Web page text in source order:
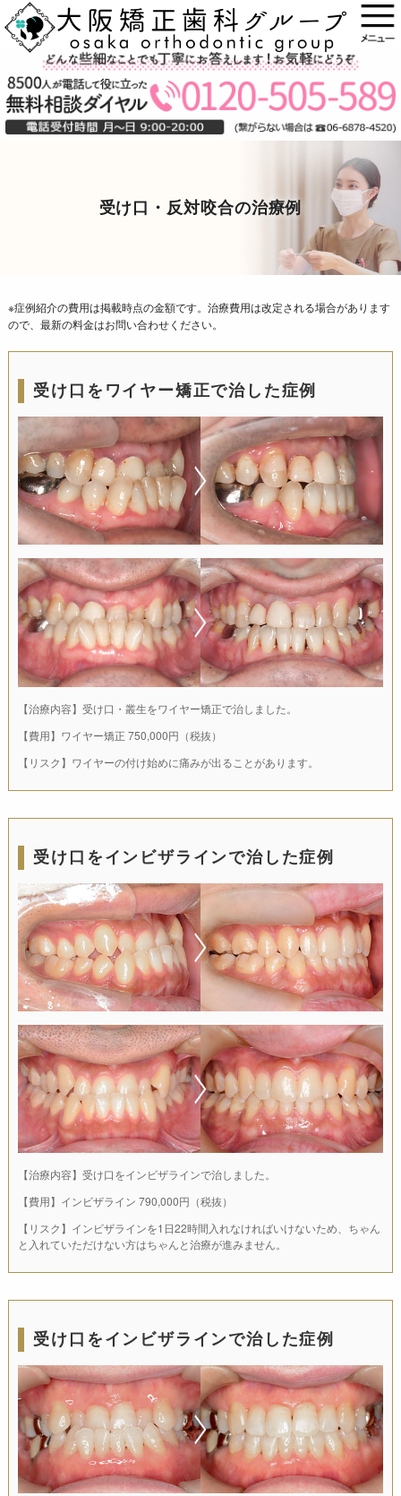
受け口・反対咬合の治療例
※症例紹介の費用は掲載時点の金額です。治療費用は改定される場合があります
ので、最新の料金はお問い合わせください。
受け口をワイヤー矯正で治した症例
【治療内容】受け口・叢生をワイヤー矯正で治しました。
【費用】ワイヤー矯正 750,000円（税抜）
【リスク】ワイヤーの付け始めに痛みが出ることがあります。
受け口をインビザラインで治した症例
【治療内容】受け口をインビザラインで治しました。
【費用】インビザライン 790,000円（税抜）
【リスク】インビザラインを1日22時間入れなければいけないため、ちゃん
と入れていただけない方はちゃんと治療が進みません。
受け口をインビザラインで治した症例